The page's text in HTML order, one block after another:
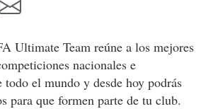
Ultimate Team reúne a los mejores
nacionales e
todo el mundo y desde hoy podrás
para que formen parte de tu club.